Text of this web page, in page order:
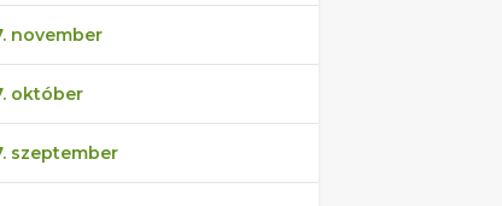
november
október
szeptember